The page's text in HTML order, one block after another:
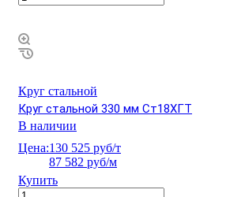
Круг стальной
Круг стальной 330 мм Ст18ХГТ
В наличии
Цена:130 525 руб/т
87 582 руб/м
Купить